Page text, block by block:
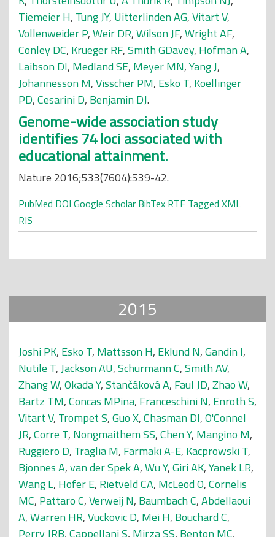
Tiemeier H, Tung JY, Uitterlinden AG,Vitart V,
Vollenweider P,Weir DR,Wilson JF,Wright AF,
Conley DC, Krueger RF,Smith GDavey, Hofman A,
Laibson DI, Medland SE, Meyer MN,Yang J,
Johannesson M,Visscher PM, Esko T, Koellinger
PD,Cesarini D, Benjamin DJ.
Genome-wide association study
identifies 74 loci associated with
educational attainment.
Nature 2016;533(7604):539-42.
PubMed DOI Google Scholar BibTex RTF Tagged XML
RIS
2015
Joshi PK, Esko T, Mattsson H, Eklund N,Gandin I,
Nutile T,Jackson AU,Schurmann C,Smith AV,
Zhang W,Okada Y,Stančáková A, Faul JD,Zhao W,
Bartz TM,Concas MPina, Franceschini N, Enroth S,
Vitart V, Trompet S,Guo X,Chasman DI,O'Connel
JR,Corre T, Nongmaithem SS,Chen Y, Mangino M,
Ruggiero D, Traglia M, Farmaki A-E, Kacprowski T,
Bjonnes A,van der Spek A,Wu Y,Giri AK,Yanek LR,
Wang L, Hofer E, Rietveld CA, McLeod O,Cornelis
MC, Pattaro C,Verweij N, Baumbach C,Abdellaoui
A,Warren HR,Vuckovic D, Mei H, Bouchard C,
Perry JRB,Cappellani S, Mirza SS, Benton MC,